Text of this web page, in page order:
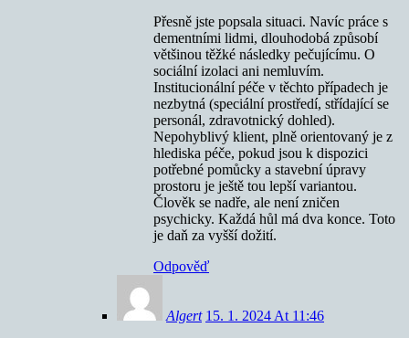
Přesně jste popsala situaci. Navíc práce s
dementními lidmi, dlouhodobá způsobí
většinou těžké následky pečujícímu. O
sociální izolaci ani nemluvím.
Institucionální péče v těchto případech je
nezbytná (speciální prostředí, střídající se
personál, zdravotnický dohled).
Nepohyblivý klient, plně orientovaný je z
hlediska péče, pokud jsou k dispozici
potřebné pomůcky a stavební úpravy
prostoru je ještě tou lepší variantou.
Člověk se nadře, ale není zničen
psychicky. Každá hůl má dva konce. Toto
je daň za vyšší dožití.
Odpověď
Algert 15. 1. 2024 At 11:46